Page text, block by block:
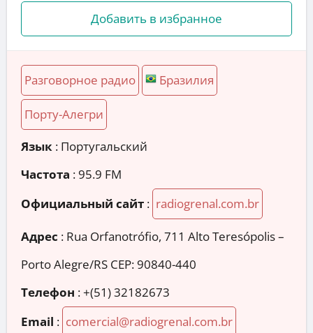
Добавить в избранное
Разговорное радио Бразилия
Порту-Алегри
Язык : Португальский
Частота : 95.9 FM
Официальный сайт : radiogrenal.com.br
Адрес : Rua Orfanotrófio, 711 Alto Teresópolis –
Porto Alegre/RS CEP: 90840-440
Телефон :+(51) 32182673
Email : comercial@radiogrenal.com.br